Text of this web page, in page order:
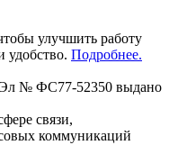
улучшить работу
удобство. Подробнее.
№ ФС77-52350 выдано
связи,
коммуникаций